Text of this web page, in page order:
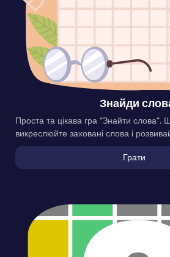
Знайди
Проста та цікава гра “Знайти слова”.
викреслюйте заховані слова і
Грати